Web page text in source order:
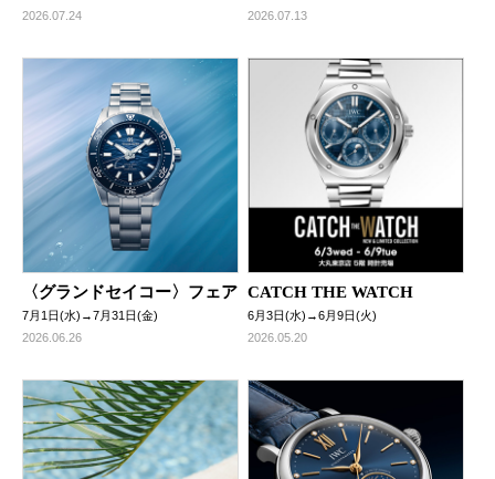
2026.07.24 2026.07.13
〈グランドセイコー〉フェア
7月1日(水)→7月31日(金)
2026.06.26
CATCH THE WATCH
6月3日(水)→6月9日(火)
2026.05.20